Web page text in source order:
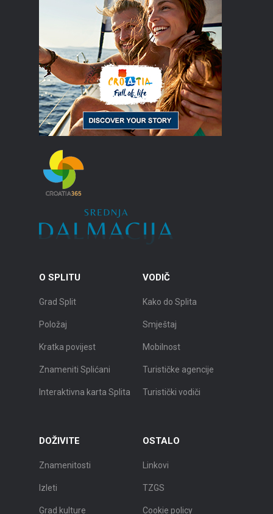
O SPLITU
Grad Split
Položaj
Kratka povijest
Znameniti Splićani
Interaktivna karta Splita
VODIČ
Kako do Splita
Smještaj
Mobilnost
Turističke agencije
Turistički vodiči
DOŽIVITE
Znamenitosti
Izleti
Grad kulture
OSTALO
Linkovi
TZGS
Cookie policy